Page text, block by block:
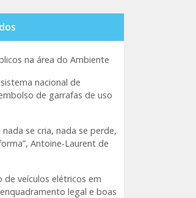
na área do Ambiente
nacional de
de garrafas de uso
nada se cria, nada se perde,
Antoine-Laurent de
de veículos elétricos em
legal e boas